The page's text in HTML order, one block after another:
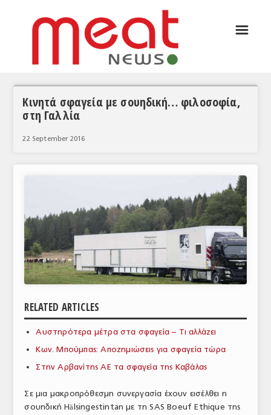
ΣΥΝΕΝΤΕΥΞΕΙΣ
ΘΕΜΑΤΑ
ΕΙΔΗΣΕΙΣ
ΕΥΡΩΠΑΪΚΕΣ ΑΠΟΦΑΣΕΙΣ
ΘΕΜΑΤΑ
ΕΜΠΟΡΙΚΟΣ ΚΑΤΑΛΟΓΟΣ
ΠΑΡΑΓΩΓΗ & ΕΜΠΟΡΙΑ
ΕΞΟΠΛΙΣΜΟΣ
☰
Κινητά σφαγεία με σουηδική… φιλοσοφία,
στη Γαλλία
22 September 2016
RELATED ARTICLES
Αυστηρότερα μέτρα στα σφαγεία – Τι αλλάζει
Κων. Μπούμπας: Αποζημιώσεις για σφαγεία τώρα
Στην Αρβανίτης ΑΕ τα σφαγεία της Καβάλας
Σε μια μακροπρόθεσμη συνεργασία έχουν εισέλθει η
σουηδική Hälsingestintan με τη SAS Boeuf Ethique της